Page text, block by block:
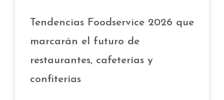
Tendencias Foodservice 2026 que
marcarán el futuro de
restaurantes, cafeterías y
confiterías